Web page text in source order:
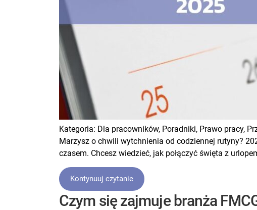
Kategoria: Dla pracowników, Poradniki, Prawo pracy,
Marzysz o chwili wytchnienia od codziennej rutyny?
czasem. Chcesz wiedzieć, jak połączyć święta z
Kontynuuj czytanie
Czym się zajmuje branża